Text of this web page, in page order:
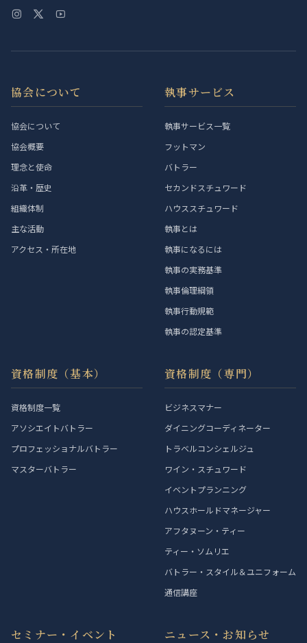
協会について
協会について
協会概要
理念と使命
沿革・歴史
組織体制
主な活動
アクセス・所在地
執事サービス
執事サービス一覧
フットマン
バトラー
セカンドスチュワード
ハウススチュワード
執事とは
執事になるには
執事の実務基準
執事倫理綱領
執事行動規範
執事の認定基準
資格制度（基本）
資格制度一覧
アソシエイトバトラー
プロフェッショナルバトラー
マスターバトラー
資格制度（専門）
ビジネスマナー
ダイニングコーディネーター
トラベルコンシェルジュ
ワイン・スチュワード
イベントプランニング
ハウスホールドマネージャー
アフタヌーン・ティー
ティー・ソムリエ
バトラー・スタイル＆ユニフォーム
通信講座
セミナー・イベント ニュース・お知らせ